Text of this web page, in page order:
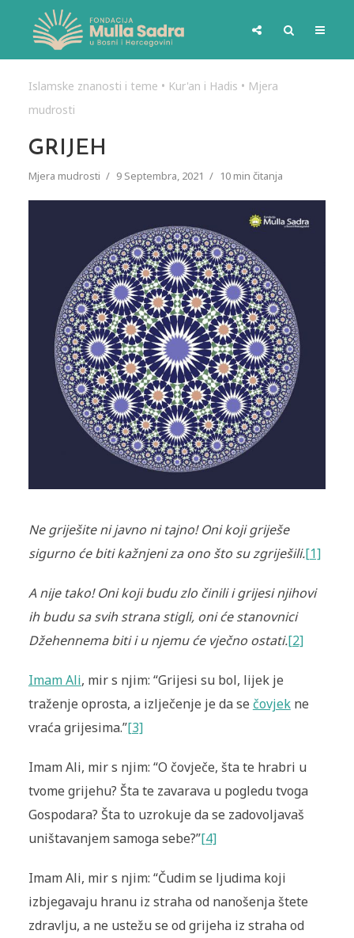
Islamske znanosti i teme • Kur'an i Hadis • Mjera
mudrosti
GRIJEH
Mjera mudrosti 9 Septembra, 2021 10 min čitanja
Ne griješite ni javno ni tajno! Oni koji griješe
sigurno će biti kažnjeni za ono što su zgriješili.[1]
A nije tako! Oni koji budu zlo činili i grijesi njihovi
ih budu sa svih strana stigli, oni će stanovnici
Džehennema biti i u njemu će vječno ostati.[2]
Imam Ali, mir s njim: “Grijesi su bol, lijek je
traženje oprosta, a izlječenje je da se čovjekne
vraća grijesima.”[3]
Imam Ali, mir s njim: “O čovječe, šta te hrabri u
tvome grijehu? Šta te zavarava u pogledu tvoga
Gospodara? Šta to uzrokuje da se zadovoljavaš
uništavanjem samoga sebe?”[4]
Imam Ali, mir s njim: “Čudim se ljudima koji
izbjegavaju hranu iz straha od nanošenja štete
zdravlju, a ne ustežu se od grijeha iz straha od